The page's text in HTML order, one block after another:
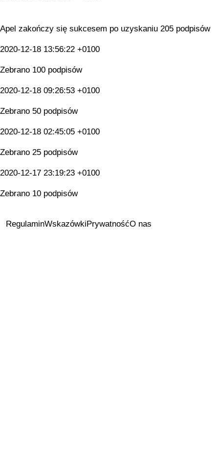
Apel zakończy się sukcesem po uzyskaniu 205 podpisów
2020-12-18 13:56:22 +0100
Zebrano 100 podpisów
2020-12-18 09:26:53 +0100
Zebrano 50 podpisów
2020-12-18 02:45:05 +0100
Zebrano 25 podpisów
2020-12-17 23:19:23 +0100
Zebrano 10 podpisów
RegulaminWskazówkiPrywatnośćO nas